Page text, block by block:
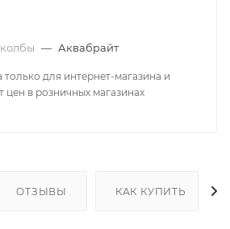
— Аквабрайт
только для интернет-магазина и
цен в розничных магазинах
ОТЗЫВЫ КАК КУПИТЬ